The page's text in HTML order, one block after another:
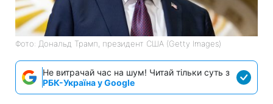
Фото: Дональд Трамп, президент США (Getty Images)
Не витрачай час на шум! Читай тільки суть з
РБК-Україна у Google